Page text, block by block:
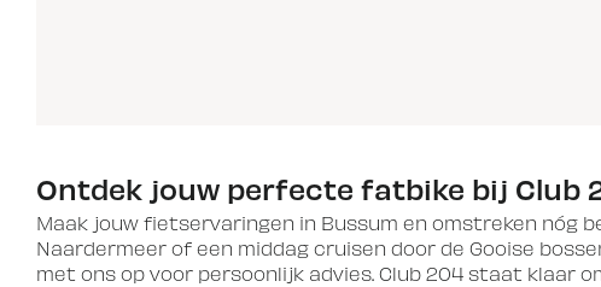
Ontdek jouw perfecte fatbike bij Club
Maak jouw fietservaringen in Bussum en omstreken nóg
Naardermeer of een middag cruisen door de Gooise
met ons op voor persoonlijk advies. Club 204 staat klaar